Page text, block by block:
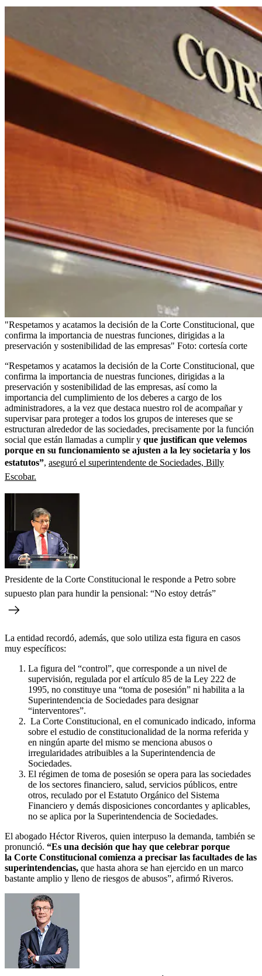
"Respetamos y acatamos la decisión de la Corte Constitucional, que
confirma la importancia de nuestras funciones, dirigidas a la
preservación y sostenibilidad de las empresas" Foto: cortesía corte
“Respetamos y acatamos la decisión de la Corte Constitucional, que
confirma la importancia de nuestras funciones, dirigidas a la
preservación y sostenibilidad de las empresas, así como la
importancia del cumplimiento de los deberes a cargo de los
administradores, a la vez que destaca nuestro rol de acompañar y
supervisar para proteger a todos los grupos de intereses que se
estructuran alrededor de las sociedades, precisamente por la función
social que están llamadas a cumplir y que justifican que velemos
porque en su funcionamiento se ajusten a la ley societaria y los
estatutos”, aseguró el superintendente de Sociedades, Billy
Escobar.
Presidente de la Corte Constitucional le responde a Petro sobre
supuesto plan para hundir la pensional: “No estoy detrás”
La entidad recordó, además, que solo utiliza esta figura en casos
muy específicos:
La figura del “control”, que corresponde a un nivel de
supervisión, regulada por el artículo 85 de la Ley 222 de
1995, no constituye una “toma de posesión” ni habilita a la
Superintendencia de Sociedades para designar
“interventores”.
La Corte Constitucional, en el comunicado indicado, informa
sobre el estudio de constitucionalidad de la norma referida y
en ningún aparte del mismo se menciona abusos o
irregularidades atribuibles a la Superintendencia de
Sociedades.
El régimen de toma de posesión se opera para las sociedades
de los sectores financiero, salud, servicios públicos, entre
otros, reculado por el Estatuto Orgánico del Sistema
Financiero y demás disposiciones concordantes y aplicables,
no se aplica por la Superintendencia de Sociedades.
El abogado Héctor Riveros, quien interpuso la demanda, también se
pronunció. “Es una decisión que hay que celebrar porque
la Corte Constitucional comienza a precisar las facultades de las
superintendencias, que hasta ahora se han ejercido en un marco
bastante amplio y lleno de riesgos de abusos”, afirmó Riveros.